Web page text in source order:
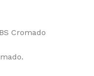
Cromado